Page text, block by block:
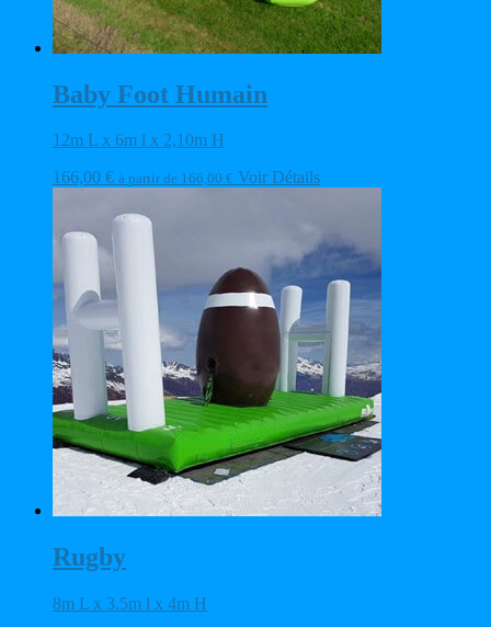
Baby Foot Humain
12m L x 6m l x 2,10m H
166,00 € à partir de 166,00 € Voir Détails
Rugby
8m L x 3.5m l x 4m H